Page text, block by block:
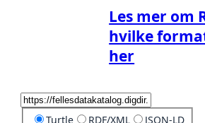
Les mer om
hvilke
her
Turtle RDF/XML JSON-LD